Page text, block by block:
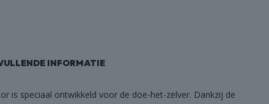
INFORMATIE
is speciaal ontwikkeld voor de doe-het-zelver. Dankzij de